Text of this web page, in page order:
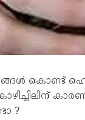
കൊണ്ട്
?